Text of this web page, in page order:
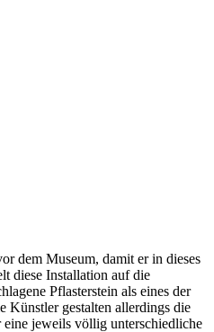
dem Museum, damit er in dieses
diese Installation auf die
Pflasterstein als eines der
Künstler gestalten allerdings die
eine jeweils völlig unterschiedliche